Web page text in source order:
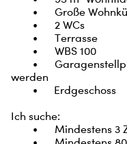
werden
Ich suche: